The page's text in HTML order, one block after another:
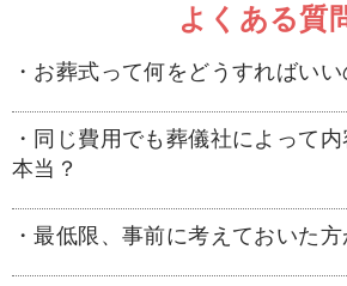
よくある質
・お葬式って何をどうすればいい
一般的には搬送 > 安置 > 納棺
火葬という流れです。地区によ
ありますし、葬儀のプランや
はわからないことの方が多い
・同じ費用でも葬儀社によって
本当？
葬儀社によって内容や費用は
・最低限、事前に考えておいた方